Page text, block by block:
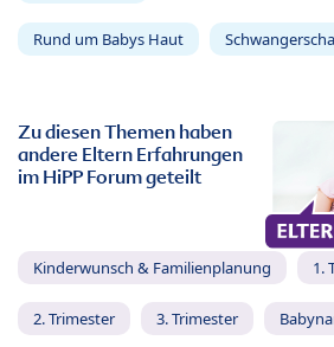
Rund um Babys Haut
Zu diesen Themen haben
andere Eltern Erfahrungen
im HiPP Forum geteilt
Kinderwunsch & Familienplanung 1.
2. Trimester 3. Trimester